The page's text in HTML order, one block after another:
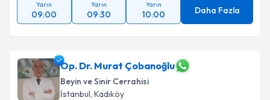
Yarın
09:00
Yarın
09:30
Yarın
10:00 Daha Fazla
Op. Dr. Murat Çobanoğlu
Beyin ve Sinir Cerrahisi
İstanbul, Kadıköy